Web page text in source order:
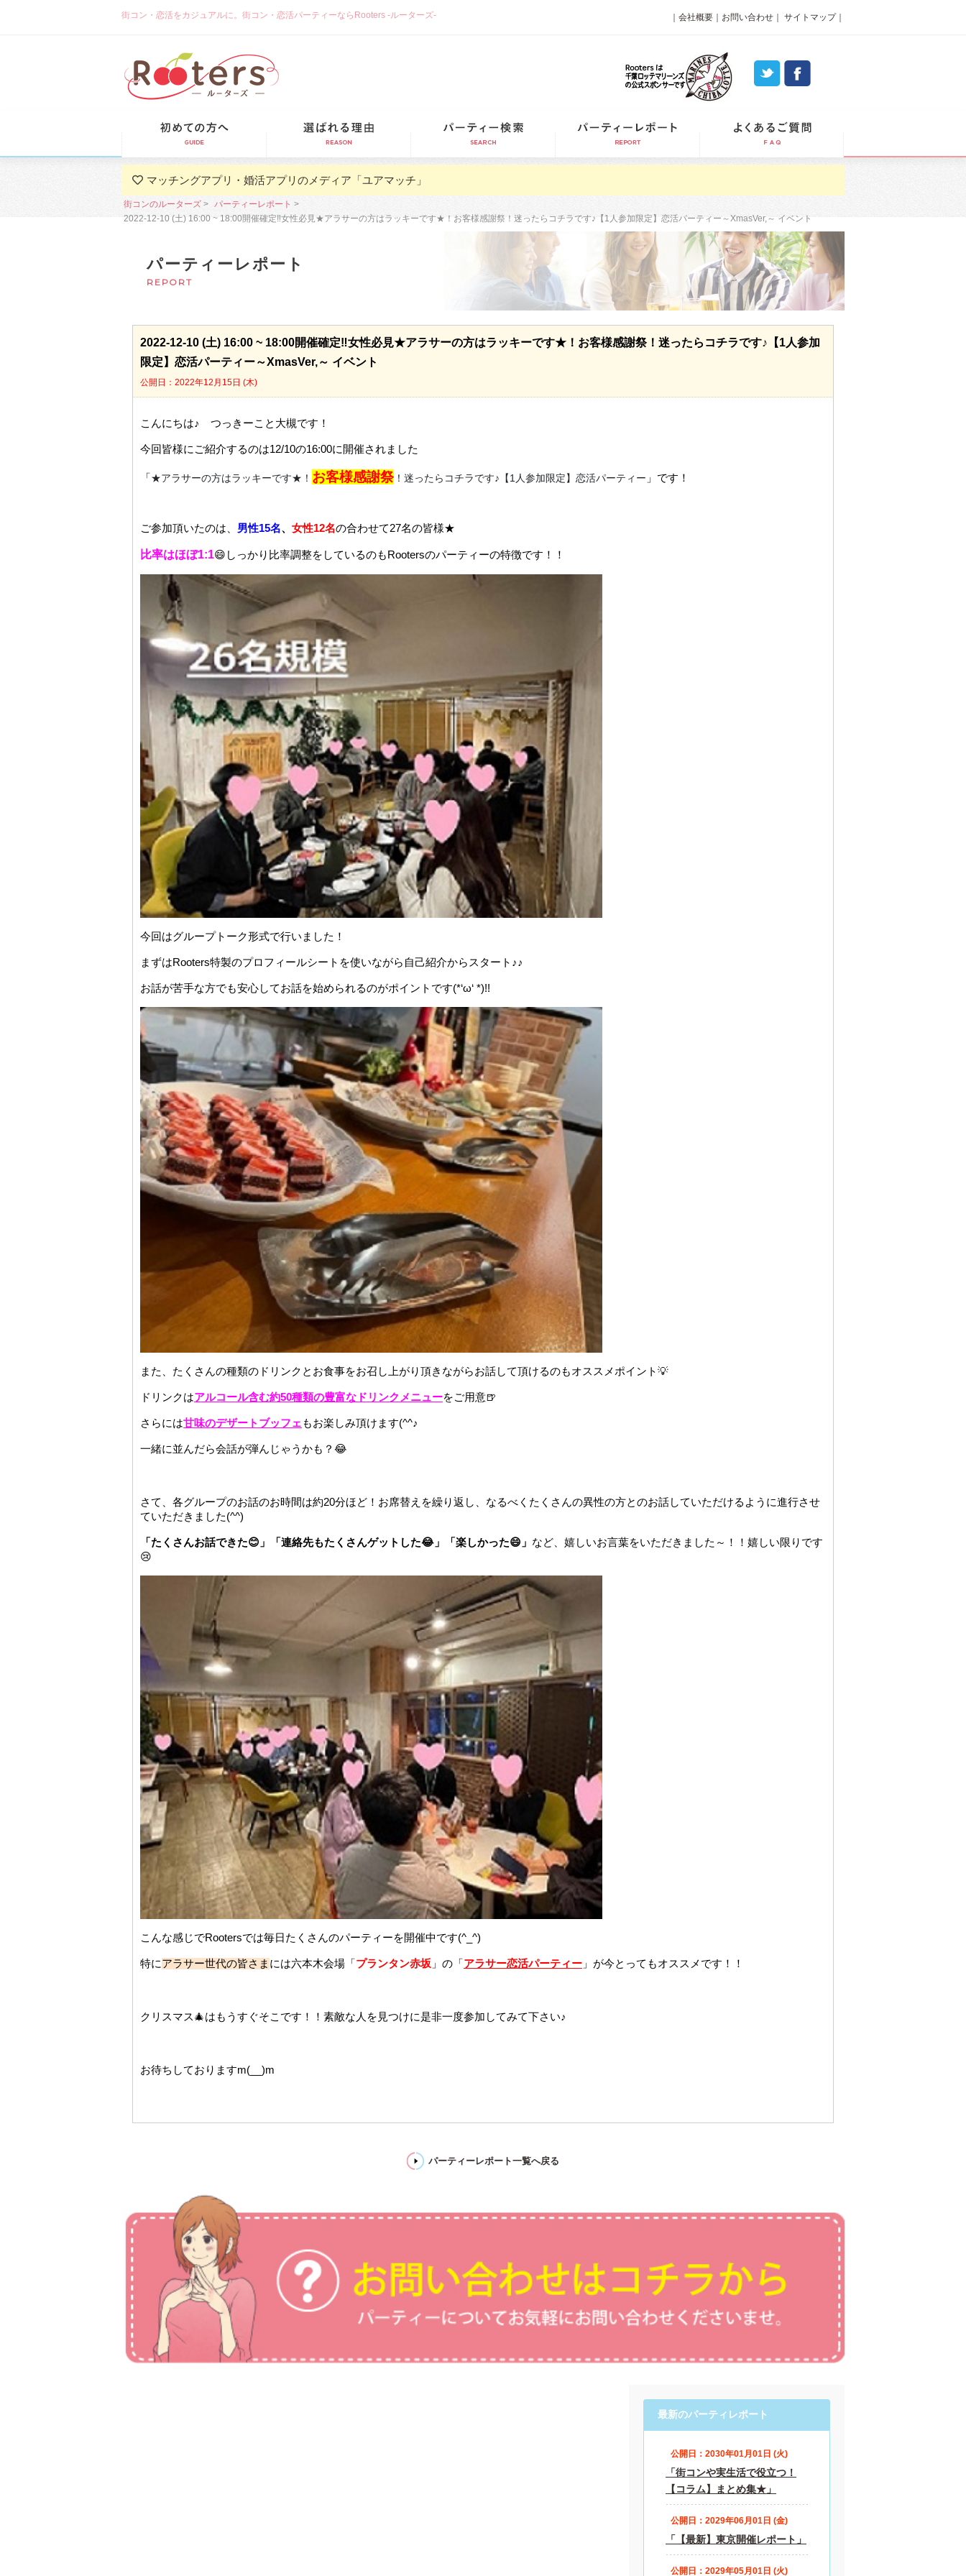
街コン・恋活をカジュアルに。街コン・恋活パーティーならRooters -ルーターズ- 会社概要 お問い合わせ サイトマップ｜
マッチングアプリ・婚活アプリのメディア「ユアマッチ」
街コンのルーターズ
パーティーレポート
2022-12-10 (土) 16:00 ~ 18:00開催確定‼女性必見★アラサーの方はラッキーです★！お客様感謝祭！迷ったらコチラです♪【1人参加限定】恋活パーティー～XmasVer,～ イベント
パーティーレポート
REPORT
2022-12-10 (土) 16:00 ~ 18:00開催確定‼女性必見★アラサーの方はラッキーです★！お客様感謝祭！迷ったらコチラです♪【1人参加
限定】恋活パーティー～XmasVer,～ イベント
公開日：2022年12月15日 (木)
こんにちは♪　つっきーこと大槻です！
今回皆様にご紹介するのは12/10の16:00に開催されました
「 ★アラサーの方はラッキーです★！ お客様感謝祭 ！迷ったらコチラです♪【1人参加限定】恋活パーティー 」です！
ご参加頂いたのは、 男性15名、 女性12名の合わせて27名の皆様★
比率はほぼ1:1😄しっかり比率調整をしているのもRootersのパーティーの特徴です！！
今回はグループトーク形式で行いました！
まずはRooters特製のプロフィールシートを使いながら自己紹介からスタート♪♪
お話が苦手な方でも安心してお話を始められるのがポイントです(*‘ω‘ *)!!
また、たくさんの種類のドリンクとお食事をお召し上がり頂きながらお話して頂けるのもオススメポイント💡
ドリンクはアルコール含む約50種類の豊富なドリンクメニューをご用意🍺
さらには甘味のデザートブッフェもお楽しみ頂けます(^^♪
一緒に並んだら会話が弾んじゃうかも？😂
さて、各グループのお話のお時間は約20分ほど！お席替えを繰り返し、なるべくたくさんの異性の方とのお話していただけるように進行させ
ていただきました(^^)
「たくさんお話できた😊」「連絡先もたくさんゲットした😂」「楽しかった😄」 など、嬉しいお言葉をいただきました～！！嬉しい限りです
😢
こんな感じでRootersでは毎日たくさんのパーティーを開催中です(^_^)
特にアラサー世代の皆さま には六本木会場「 プランタン赤坂 」の「 アラサー恋活パーティー 」が今とってもオススメです！！
クリスマス🎄はもうすぐそこです！！素敵な人を見つけに是非一度参加してみて下さい♪
お待ちしておりますm(__)m
パーティーレポート一覧へ戻る
最新のパーティレポート
公開日：2030年01月01日 (火)
「街コンや実生活で役立つ！
【コラム】まとめ集★」
公開日：2029年06月01日 (金)
「【最新】東京開催レポート」
公開日：2029年05月01日 (火)